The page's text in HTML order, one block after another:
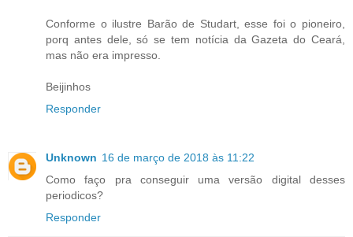
Conforme o ilustre Barão de Studart, esse foi o pioneiro,
porq antes dele, só se tem notícia da Gazeta do Ceará,
mas não era impresso.
Beijinhos
Responder
Unknown 16 de março de 2018 às 11:22
Como faço pra conseguir uma versão digital desses
periodicos?
Responder